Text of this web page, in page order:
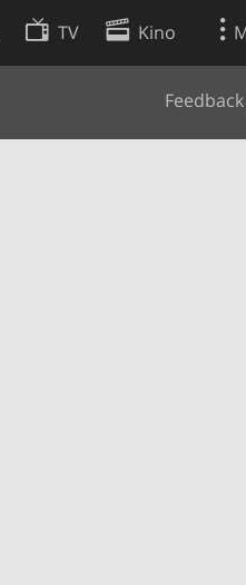
TV Kino